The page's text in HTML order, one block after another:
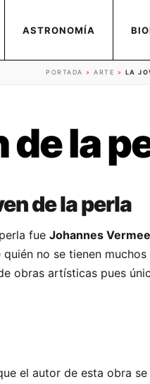
ASTRONOMÍA
PORTADA »ARTE » LA
de la
de la perla
fue Johannes
no se tienen
obras artísticas pues
el autor de esta obra